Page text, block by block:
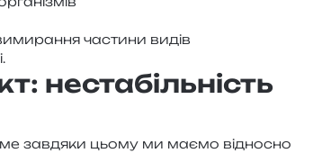
части­ни видів
нестабільність
зав­дя­ки цьому ми маємо від­но­сно